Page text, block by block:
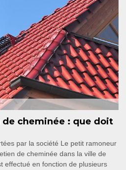
de cheminée : que doit
par la société Le petit ramoneur
de cheminée dans la ville de
effectué en fonction de plusieurs